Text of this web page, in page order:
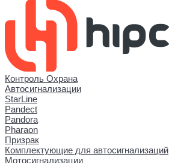
Контроль Охрана
Автосигнализации
StarLine
Pandect
Pandora
Pharaon
Призрак
Комплектующие для автосигнализаций
Мотосигнализации